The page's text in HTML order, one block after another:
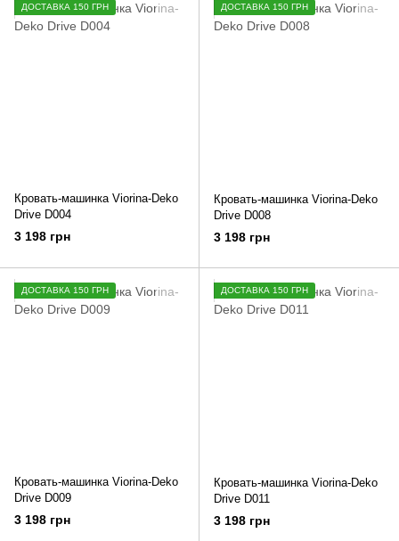
ДОСТАВКА 150 ГРН
Кровать-машинка Viorina-Deko
Drive D004
3 198 грн
ДОСТАВКА 150 ГРН
Кровать-машинка Viorina-Deko
Drive D008
3 198 грн
ДОСТАВКА 150 ГРН
Кровать-машинка Viorina-Deko
Drive D009
3 198 грн
ДОСТАВКА 150 ГРН
Кровать-машинка Viorina-Deko
Drive D011
3 198 грн